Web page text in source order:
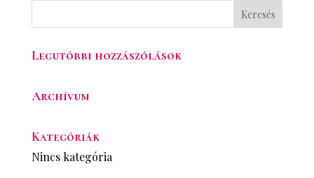
Legutóbbi hozzászólások
Archívum
Kategóriák
Nincs kategória